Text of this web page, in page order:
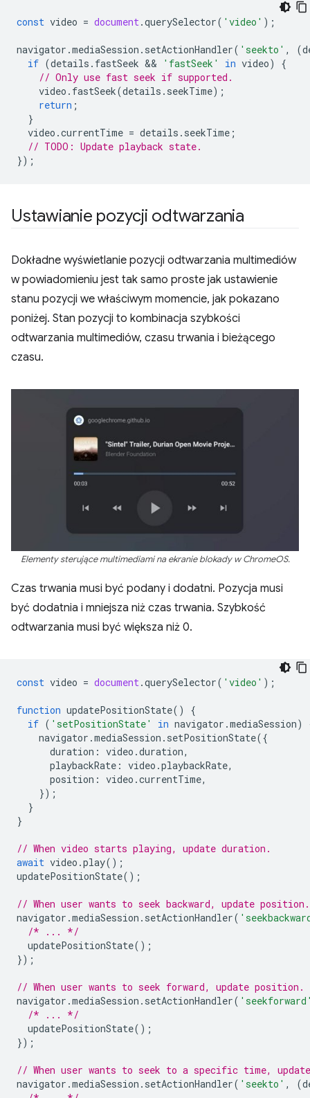
const video = document.querySelector( 'video' );
navigator .mediaSession . setActionHandler( 'seekto' , (
if (details . fastSeek && 'fastSeek' in video)
{
// Only use fast seek if supported.
video . fastSeek(details . seekTime);
return ;
}
video .currentTime = details . seekTime ;
// TODO: Update playback state.
});
Ustawianie pozycji odtwarzania
Dokładne wyświetlanie pozycji odtwarzania multimediów
w powiadomieniu jest tak samo proste jak ustawienie
stanu pozycji we właściwym momencie, jak pokazano
poniżej. Stan pozycji to kombinacja szybkości
odtwarzania multimediów, czasu trwania i bieżącego
czasu.
Elementy sterujące multimediami na ekranie blokady w ChromeOS.
Czas trwania musi być podany i dodatni. Pozycja musi
być dodatnia i mniejsza niż czas trwania. Szybkość
odtwarzania musi być większa niż 0.
const video = document.querySelector( 'video' );
function updatePositionState()
{
if ( 'setPositionState' in navigator .mediaSession)
navigator .mediaSession . setPositionState({
duration : video .duration,
playbackRate : video .playbackRate,
position : video .currentTime,
});
}
}
// When video starts playing, update duration.
await video .play();
updatePositionState();
// When user wants to seek backward, update position.
navigator .mediaSession . setActionHandler(
/* ... */
updatePositionState();
});
// When user wants to seek forward, update position.
navigator .mediaSession . setActionHandler(
/* ... */
updatePositionState();
});
// When user wants to seek to a specific time,
navigator .mediaSession . setActionHandler( 'seekto' , (